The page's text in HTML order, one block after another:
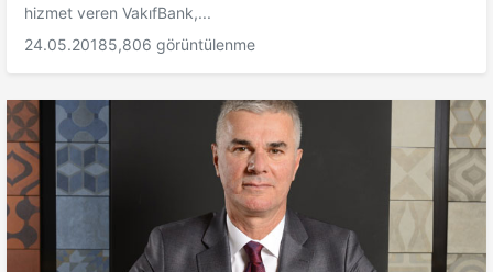
hizmet veren VakıfBank,...
24.05.20185,806 görüntülenme